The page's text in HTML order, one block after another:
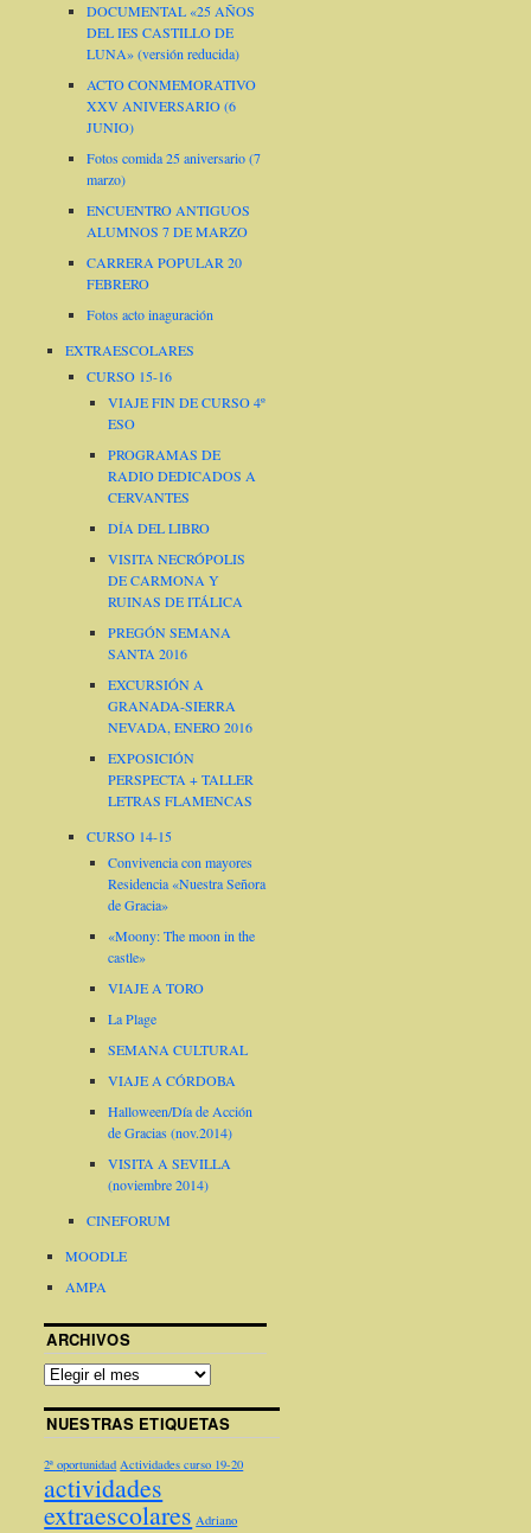
DOCUMENTAL «25 AÑOS
DEL IES CASTILLO DE
LUNA» (versión reducida)
ACTO CONMEMORATIVO
XXV ANIVERSARIO (6
JUNIO)
Fotos comida 25 aniversario (7
marzo)
ENCUENTRO ANTIGUOS
ALUMNOS 7 DE MARZO
CARRERA POPULAR 20
FEBRERO
Fotos acto inaguración
EXTRAESCOLARES
CURSO 15-16
VIAJE FIN DE CURSO 4º
ESO
PROGRAMAS DE
RADIO DEDICADOS A
CERVANTES
DÍA DEL LIBRO
VISITA NECRÓPOLIS
DE CARMONA Y
RUINAS DE ITÁLICA
PREGÓN SEMANA
SANTA 2016
EXCURSIÓN A
GRANADA-SIERRA
NEVADA, ENERO 2016
EXPOSICIÓN
PERSPECTA + TALLER
LETRAS FLAMENCAS
CURSO 14-15
Convivencia con mayores
Residencia «Nuestra Señora
de Gracia»
«Moony: The moon in the
castle»
VIAJE A TORO
La Plage
SEMANA CULTURAL
VIAJE A CÓRDOBA
Halloween/Día de Acción
de Gracias (nov.2014)
VISITA A SEVILLA
(noviembre 2014)
CINEFORUM
MOODLE
AMPA
ARCHIVOS
NUESTRAS ETIQUETAS
2ª oportunidad Actividades curso 19-20
actividades
extraescolares Adriano